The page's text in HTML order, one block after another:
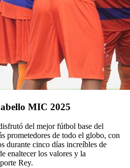
MIC 2025
del mejor fútbol base del
prometedores de todo el globo, con
durante cinco días increíbles de
enaltecer los valores y la
Rey.